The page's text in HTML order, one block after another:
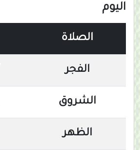
اليوم
الصلاة
الفجر
الشروق
الظهر